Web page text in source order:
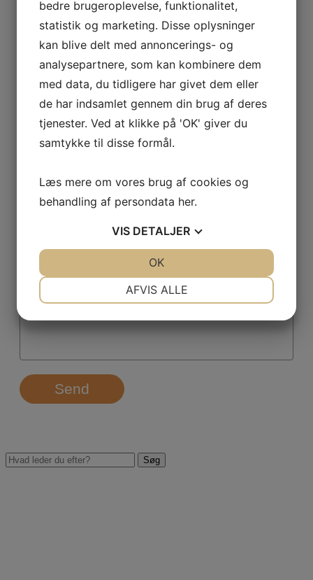
Virksomhed *
Hvad drejer din henvendelse sig om?
Send
bedre brugeroplevelse, funktionalitet,
statistik og marketing. Disse oplysninger
kan blive delt med annoncerings- og
analysepartnere, som kan kombinere dem
med data, du tidligere har givet dem eller
de har indsamlet gennem din brug af deres
tjenester. Ved at klikke på 'OK' giver du
samtykke til disse formål.
Læs mere om vores brug af cookies og
behandling af persondata her.
VIS DETALJER
AFVIS ALLE
OK